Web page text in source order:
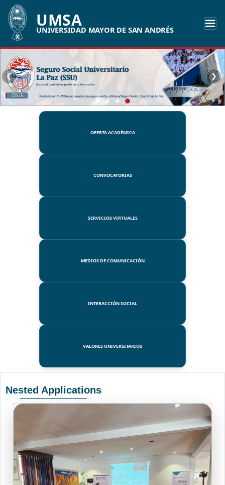
UMSA
UNIVERSIDAD MAYOR DE SAN ANDRÉS
SSUE
❮ ❯
OFERTA ACADÉMICA
CONVOCATORIAS
SERVICIOS VIRTUALES
MEDIOS DE COMUNICACIÓN
INTERACCIÓN SOCIAL
VALORES UNIVERSITARIOS
Nested Applications